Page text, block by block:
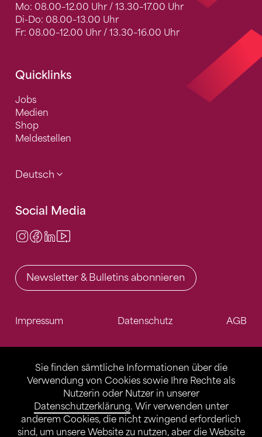
Sie finden sämtliche Informationen über die
Verwendung von Cookies sowie Ihre Rechte als
Nutzerin oder Nutzer in unserer
Datenschutzerklärung. Wir verwenden unter
anderem Cookies, die nicht zwingend erforderlich
sind, um unsere Website zu nutzen, aber die Website
Mo: 08.00–12.00 Uhr / 13.30–17.00 Uhr
Di-Do: 08.00–13.00 Uhr
Fr: 08.00–12.00 Uhr / 13.30–16.00 Uhr
Quicklinks
Jobs
Medien
Shop
Meldestellen
Deutsch
Social Media
Instagram
Facebook
LinkedIn
Newsletter & Bulletins abonnieren
Impressum Datenschutz AGB